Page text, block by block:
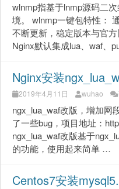
wlnmp指基于lnmp源码二
境。 wlnmp一键包特性：
不断更新，稳定版本与官
Nginx默认集成lua、waf、
Nginx安装
2019年4月11日 wuhao
ngx_lua_waf改版，增加网
了一些bug，项目地址：
ngx_lua_waf改版基于
的功能，使用起来简单 …
Centos7安装